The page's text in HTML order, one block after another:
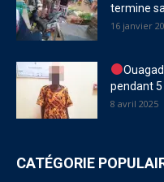
termine
16 janvier
pendant 5
8 avril 2025
CATÉGORIE